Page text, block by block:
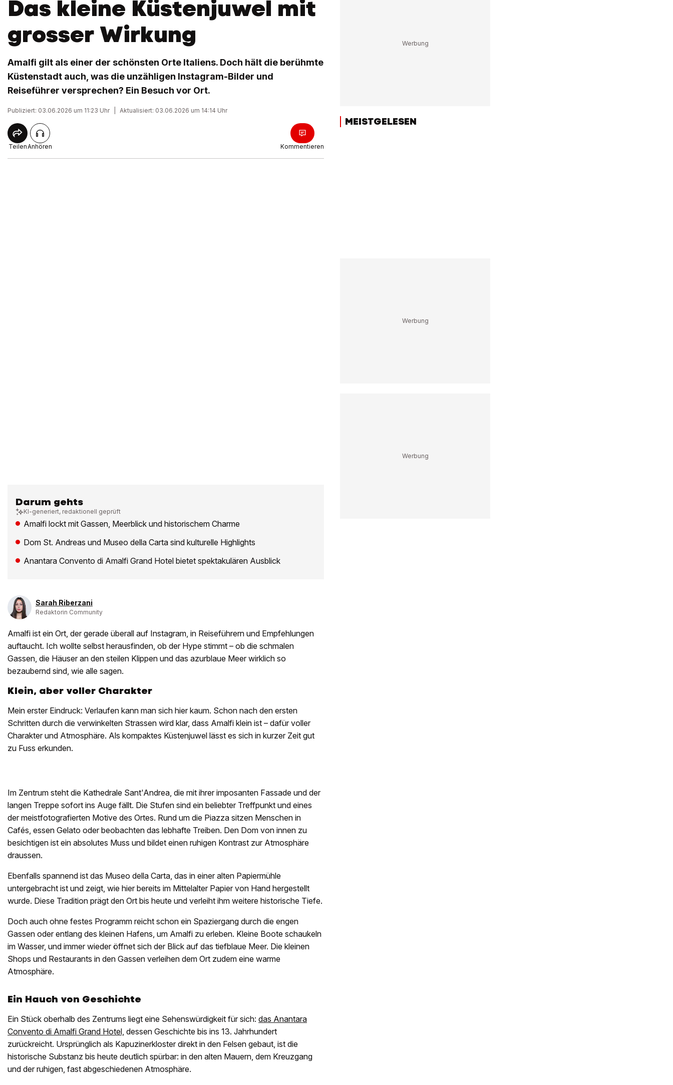
Das kleine Küstenjuwel mit
grosser Wirkung
Amalfi gilt als einer der schönsten Orte Italiens. Doch hält die berühmte
Küstenstadt auch, was die unzähligen Instagram-Bilder und
Reiseführer versprechen? Ein Besuch vor Ort.
Publiziert: 03.06.2026 um 11:23 Uhr Aktualisiert: 03.06.2026 um 14:14 Uhr
TeilenAnhören Kommentieren
Darum gehts
KI-generiert, redaktionell geprüft
Amalfi lockt mit Gassen, Meerblick und historischem Charme
Dom St. Andreas und Museo della Carta sind kulturelle Highlights
Anantara Convento di Amalfi Grand Hotel bietet spektakulären Ausblick
Sarah Riberzani
Redaktorin Community
Amalfi ist ein Ort, der gerade überall auf Instagram, in Reiseführern und Empfehlungen
auftaucht. Ich wollte selbst herausfinden, ob der Hype stimmt – ob die schmalen
Gassen, die Häuser an den steilen Klippen und das azurblaue Meer wirklich so
bezaubernd sind, wie alle sagen.
Klein, aber voller Charakter
Mein erster Eindruck: Verlaufen kann man sich hier kaum. Schon nach den ersten
Schritten durch die verwinkelten Strassen wird klar, dass Amalfi klein ist – dafür voller
Charakter und Atmosphäre. Als kompaktes Küstenjuwel lässt es sich in kurzer Zeit gut
zu Fuss erkunden.
Im Zentrum steht die Kathedrale Sant'Andrea, die mit ihrer imposanten Fassade und der
langen Treppe sofort ins Auge fällt. Die Stufen sind ein beliebter Treffpunkt und eines
der meistfotografierten Motive des Ortes. Rund um die Piazza sitzen Menschen in
Cafés, essen Gelato oder beobachten das lebhafte Treiben. Den Dom von innen zu
besichtigen ist ein absolutes Muss und bildet einen ruhigen Kontrast zur Atmosphäre
draussen.
Ebenfalls spannend ist das Museo della Carta, das in einer alten Papiermühle
untergebracht ist und zeigt, wie hier bereits im Mittelalter Papier von Hand hergestellt
wurde. Diese Tradition prägt den Ort bis heute und verleiht ihm weitere historische Tiefe.
Doch auch ohne festes Programm reicht schon ein Spaziergang durch die engen
Gassen oder entlang des kleinen Hafens, um Amalfi zu erleben. Kleine Boote schaukeln
im Wasser, und immer wieder öffnet sich der Blick auf das tiefblaue Meer. Die kleinen
Shops und Restaurants in den Gassen verleihen dem Ort zudem eine warme
Atmosphäre.
Ein Hauch von Geschichte
Ein Stück oberhalb des Zentrums liegt eine Sehenswürdigkeit für sich: das Anantara
Convento di Amalfi Grand Hotel, dessen Geschichte bis ins 13. Jahrhundert
zurückreicht. Ursprünglich als Kapuzinerkloster direkt in den Felsen gebaut, ist die
historische Substanz bis heute deutlich spürbar: in den alten Mauern, dem Kreuzgang
und der ruhigen, fast abgeschiedenen Atmosphäre.
MEISTGELESEN